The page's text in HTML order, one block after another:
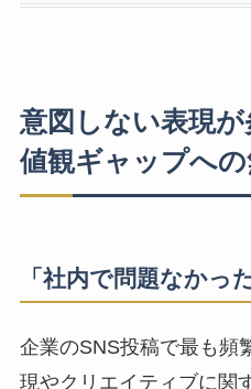
意図しない表現
値観ギャップへ
「社内で問題なかっ
企業のSNS投稿で最も頻
現やクリエイティブに関